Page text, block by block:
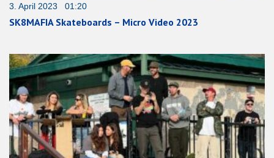
3. April 2023 01:20
SK8MAFIA Skateboards – Micro Video 2023